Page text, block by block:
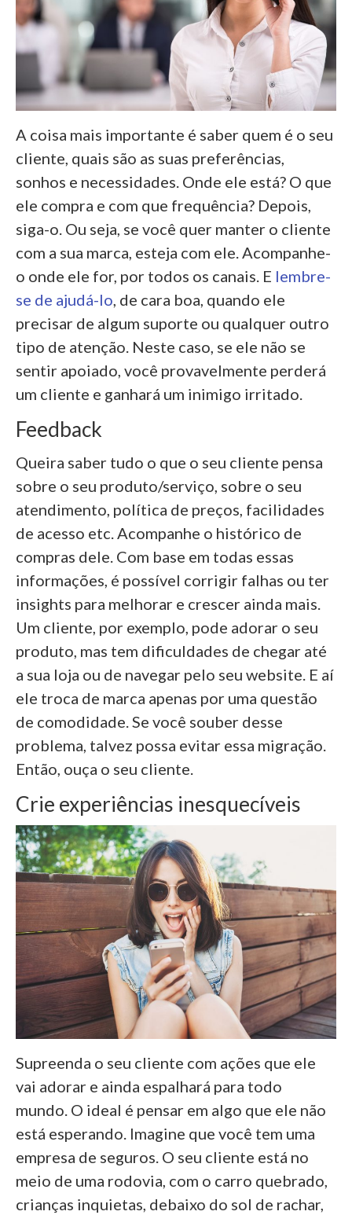
A coisa mais importante é saber quem é o seu
cliente, quais são as suas preferências,
sonhos e necessidades. Onde ele está? O que
ele compra e com que frequência? Depois,
siga-o. Ou seja, se você quer manter o cliente
com a sua marca, esteja com ele. Acompanhe-
o onde ele for, por todos os canais. E lembre-
se de ajudá-lo, de cara boa, quando ele
precisar de algum suporte ou qualquer outro
tipo de atenção. Neste caso, se ele não se
sentir apoiado, você provavelmente perderá
um cliente e ganhará um inimigo irritado.
Feedback
Queira saber tudo o que o seu cliente pensa
sobre o seu produto/serviço, sobre o seu
atendimento, política de preços, facilidades
de acesso etc. Acompanhe o histórico de
compras dele. Com base em todas essas
informações, é possível corrigir falhas ou ter
insights para melhorar e crescer ainda mais.
Um cliente, por exemplo, pode adorar o seu
produto, mas tem dificuldades de chegar até
a sua loja ou de navegar pelo seu website. E aí
ele troca de marca apenas por uma questão
de comodidade. Se você souber desse
problema, talvez possa evitar essa migração.
Então, ouça o seu cliente.
Crie experiências inesquecíveis
Supreenda o seu cliente com ações que ele
vai adorar e ainda espalhará para todo
mundo. O ideal é pensar em algo que ele não
está esperando. Imagine que você tem uma
empresa de seguros. O seu cliente está no
meio de uma rodovia, com o carro quebrado,
crianças inquietas, debaixo do sol de rachar,